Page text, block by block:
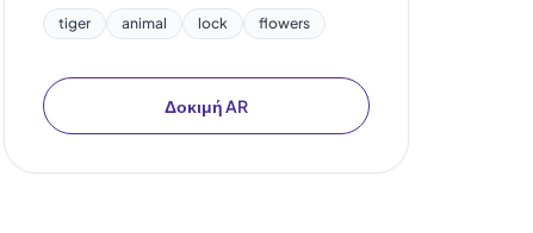
tiger animal lock flowers
Δοκιμή AR